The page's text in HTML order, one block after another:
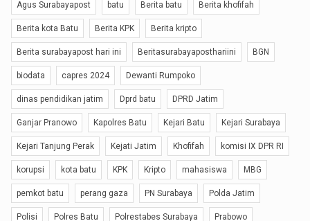
Agus Surabayapost batu Berita batu Berita khofifah
Berita kota Batu Berita KPK Berita kripto
Berita surabayapost hari ini Beritasurabayaposthariini BGN
biodata capres 2024 Dewanti Rumpoko
dinas pendidikan jatim Dprd batu DPRD Jatim
Ganjar Pranowo Kapolres Batu Kejari Batu Kejari Surabaya
Kejari Tanjung Perak Kejati Jatim Khofifah komisi IX DPR RI
korupsi kota batu KPK Kripto mahasiswa MBG
pemkot batu perang gaza PN Surabaya Polda Jatim
Polisi Polres Batu Polrestabes Surabaya Prabowo